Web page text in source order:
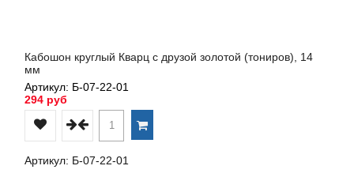
Кабошон круглый Кварц с друзой золотой (тониров), 14
мм
Артикул: Б-07-22-01
294 руб
Артикул: Б-07-22-01